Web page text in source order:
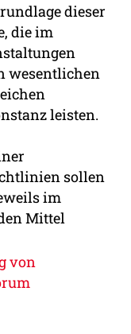
dieser
die im
wesentlichen
leisten.
sollen
im
Mittel
von